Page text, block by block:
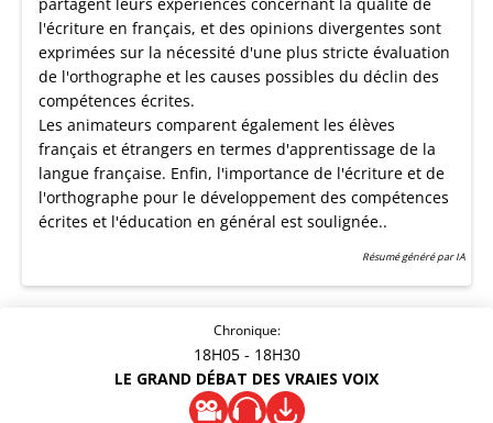
partagent leurs expériences concernant la qualité de
l'écriture en français, et des opinions divergentes sont
exprimées sur la nécessité d'une plus stricte évaluation
de l'orthographe et les causes possibles du déclin des
compétences écrites.
Les animateurs comparent également les élèves
français et étrangers en termes d'apprentissage de la
langue française. Enfin, l'importance de l'écriture et de
l'orthographe pour le développement des compétences
écrites et l'éducation en général est soulignée..
Résumé généré par IA
Chronique:
18H05 - 18H30
LE GRAND DÉBAT DES VRAIES VOIX